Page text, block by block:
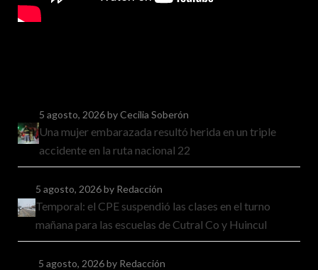
5 agosto, 2026by Cecilia Soberón
Una mujer embarazada resultó herida en un triple
accidente en la ruta nacional 22
5 agosto, 2026by Redacción
Temporal: el CPE suspendió las clases en el turno
mañana para las escuelas de Cutral Co y Huincul
5 agosto, 2026by Redacción